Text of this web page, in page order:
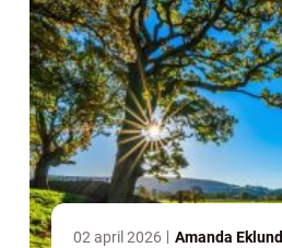
02 april 2026 Amanda Eklund